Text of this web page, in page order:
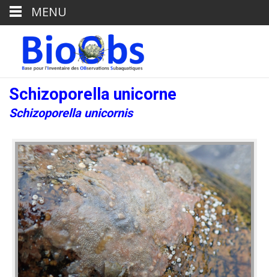
Schizoporella unicorne
Schizoporella unicornis
MENU